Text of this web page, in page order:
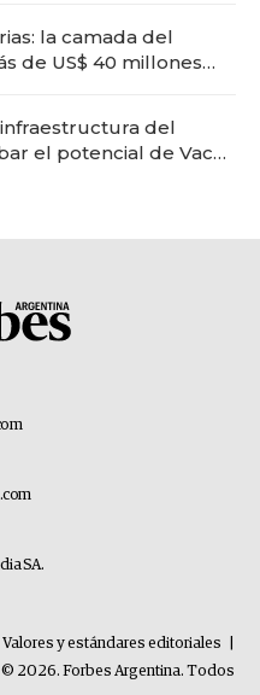
la camada del
de US$ 40 millones
del
el potencial de Vaca
SA.
Valores y estándares editoriales
© 2026. Forbes Argentina. Todos